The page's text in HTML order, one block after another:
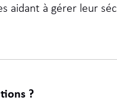
aidant à gérer leur
?